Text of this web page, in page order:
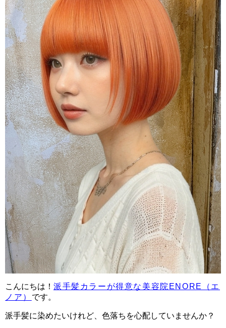
こんにちは！ 派手髪カラーが得意な美容院ENORE（エ
ノア） です。
派手髪に染めたいけれど、色落ちを心配していませんか？